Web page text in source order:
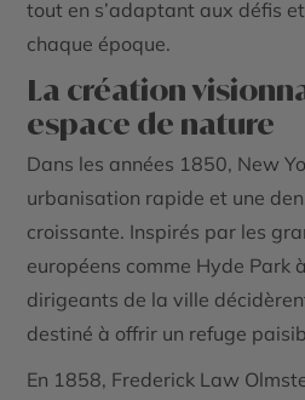
tout en s’adaptant aux défis
chaque époque.
La création
espace de nature
Dans les années 1850, New
urbanisation rapide et une
croissante. Inspirés par les
européens comme Hyde Park
dirigeants de la ville
destiné à offrir un refuge
En 1858, Frederick Law